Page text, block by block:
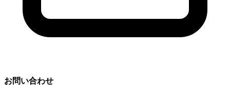
お問い合わせ